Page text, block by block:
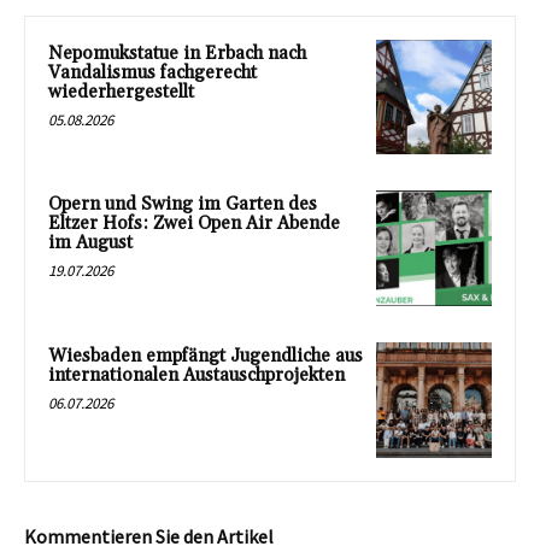
Nepomukstatue in Erbach nach
Vandalismus fachgerecht
wiederhergestellt
05.08.2026
Opern und Swing im Garten des
Eltzer Hofs: Zwei Open Air Abende
im August
19.07.2026
Wiesbaden empfängt Jugendliche aus
internationalen Austauschprojekten
06.07.2026
Kommentieren Sie den Artikel